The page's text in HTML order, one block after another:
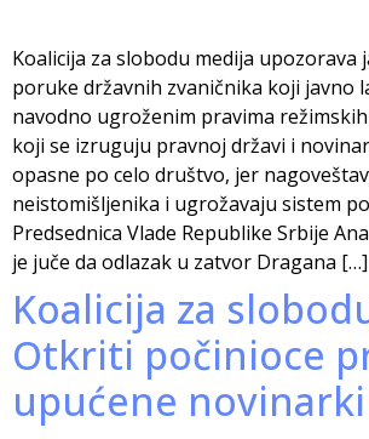
Koalicija za slobodu medija upozorava
poruke državnih zvaničnika koji javno
navodno ugroženim pravima
koji se izruguju pravnoj državi i
opasne po celo društvo, jer
neistomišljenika i ugrožavaju sistem
Predsednica Vlade Republike Srbije
je juče da odlazak u zatvor Dragana […]
Koalicija za
Otkriti počinioce
upućene novinarki